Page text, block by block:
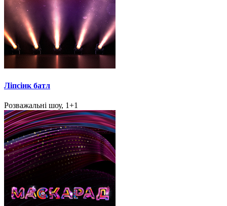
Ліпсінк батл
Розважальні шоу, 1+1